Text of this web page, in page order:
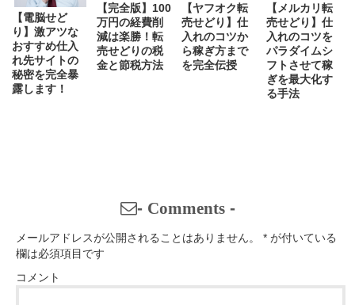
【電脳せど
り】激アツな
おすすめ仕入
れ先サイトの
秘密を完全暴
露します！
【完全版】100
万円の経費削
減は楽勝！転
売せどりの税
金と節税方法
【ヤフオク転
売せどり】仕
入れのコツか
ら稼ぎ方まで
を完全伝授
【メルカリ転
売せどり】仕
入れのコツを
パラダイムシ
フトさせて稼
ぎを最大化す
る手法
- Comments-
メールアドレスが公開されることはありません。 * が付いている
欄は必須項目です
コメント